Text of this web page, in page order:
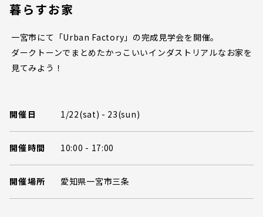
暮らすお家
一宮市にて「Urban Factory」の完成見学会を開催。
ダークトーンでまとめたかっこいいインダストリアルなお家を
見てみよう！
開催日 1/22(sat) - 23(sun)
開催時間 10:00 - 17:00
開催場所 愛知県一宮市三条